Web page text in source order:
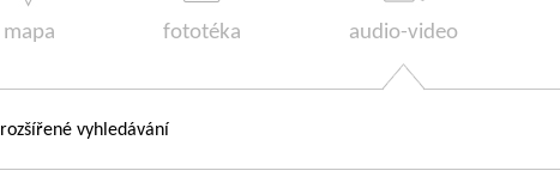
mapa fototéka audio-video
rozšířené vyhledávání